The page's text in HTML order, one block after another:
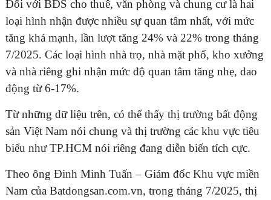
Đối với BĐS cho thuê, văn phòng và chung cư là hai
loại hình nhận được nhiều sự quan tâm nhất, với mức
tăng khá mạnh, lần lượt tăng 24% và 22% trong tháng
7/2025. Các loại hình nhà trọ, nhà mặt phố, kho xưởng
và nhà riêng ghi nhận mức độ quan tâm tăng nhẹ, dao
động từ 6-17%.
Từ những dữ liệu trên, có thể thấy thị trường bất động
sản Việt Nam nói chung và thị trường các khu vực tiêu
biểu như TP.HCM nói riêng đang diễn biến tích cực.
Theo ông Đinh Minh Tuấn – Giám đốc Khu vực miền
Nam của Batdongsan.com.vn, trong tháng 7/2025, thị
ĐĂNG KÝ TƯ VẤN MIỄN PHÍ